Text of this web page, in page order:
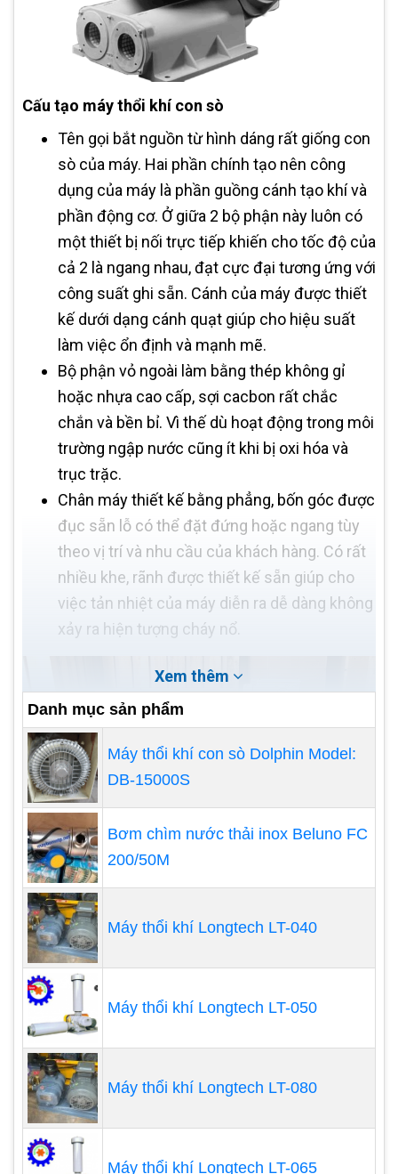
Cấu tạo máy thổi khí con sò
Tên gọi bắt nguồn từ hình dáng rất giống con
sò của máy. Hai phần chính tạo nên công
dụng của máy là phần guồng cánh tạo khí và
phần động cơ. Ở giữa 2 bộ phận này luôn có
một thiết bị nối trực tiếp khiến cho tốc độ của
cả 2 là ngang nhau, đạt cực đại tương ứng với
công suất ghi sẵn. Cánh của máy được thiết
kế dưới dạng cánh quạt giúp cho hiệu suất
làm việc ổn định và mạnh mẽ.
Bộ phận vỏ ngoài làm bằng thép không gỉ
hoặc nhựa cao cấp, sợi cacbon rất chắc
chắn và bền bỉ. Vì thế dù hoạt động trong môi
trường ngập nước cũng ít khi bị oxi hóa và
trục trặc.
Chân máy thiết kế bằng phẳng, bốn góc được
đục sẵn lỗ có thể đặt đứng hoặc ngang tùy
theo vị trí và nhu cầu của khách hàng. Có rất
nhiều khe, rãnh được thiết kế sẵn giúp cho
việc tản nhiệt của máy diễn ra dễ dàng không
xảy ra hiện tượng cháy nổ.
Phân loại máy thổi khí con sò
Hiện nay trên thị trường có hai loại máy thổi khí
con sò, sự phân loại quạt thổi khí con sò dựa vào
số lượng cánh của máy.
Máy thổi khí con sò 1 tầng cánh
Máy thổi khí con sò 1 tầng cánh là loại máy
thổi mà đầu thổi khí chỉ sử dụng duy nhất
một cánh để hoạt động, áp lực của loại 1
tầng cánh này thường yếu nên nếu muốn sử
dụng cùng công suất nhưng áp lực mạnh
hơn bạn cần phải dùng máy thổi khí 2 tầng
Xem thêm
Danh mục sản phẩm
Máy thổi khí con sò Dolphin Model:
DB-15000S
Bơm chìm nước thải inox Beluno FC
200/50M
Máy thổi khí Longtech LT-040
Máy thổi khí Longtech LT-050
Máy thổi khí Longtech LT-080
Máy thổi khí Longtech LT-065